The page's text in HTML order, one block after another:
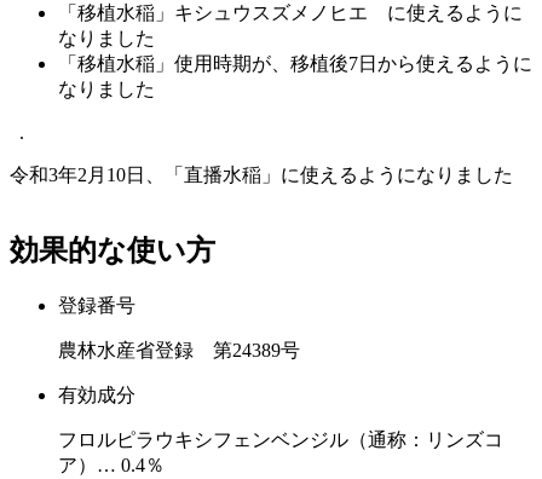
「移植水稲」キシュウスズメノヒエ に使えるように
なりました
「移植水稲」使用時期が、移植後7日から使えるように
なりました
.
令和3年2月10日、「直播水稲」に使えるようになりました
効果的な使い方
登録番号
農林水産省登録 第24389号
有効成分
フロルピラウキシフェンベンジル（通称：リンズコ
ア）… 0.4％